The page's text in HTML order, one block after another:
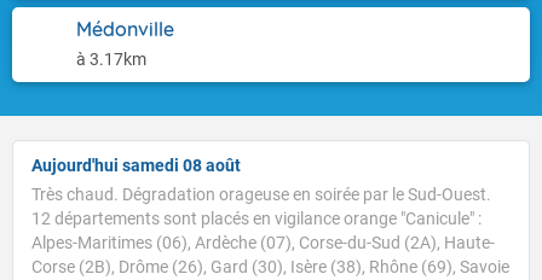
Médonville
à 3.17km
Aujourd'hui samedi 08 août
Très chaud. Dégradation orageuse en soirée par le Sud-Ouest.
12 départements sont placés en vigilance orange "Canicule" :
Alpes-Maritimes (06), Ardèche (07), Corse-du-Sud (2A), Haute-
Corse (2B), Drôme (26), Gard (30), Isère (38), Rhône (69), Savoie